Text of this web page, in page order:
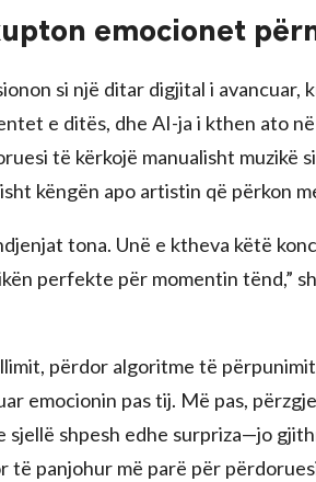
emocionet
si një ditar digjital i avancuar,
e ditës, dhe AI-ja i kthen ato
të kërkojë manualisht muzikë
këngën apo artistin që përkon
tona. Unë e ktheva këtë
perfekte për momentin tënd,”
përdor algoritme të
emocionin pas tij. Më pas,
shpesh edhe surpriza—jo
të panjohur më parë për